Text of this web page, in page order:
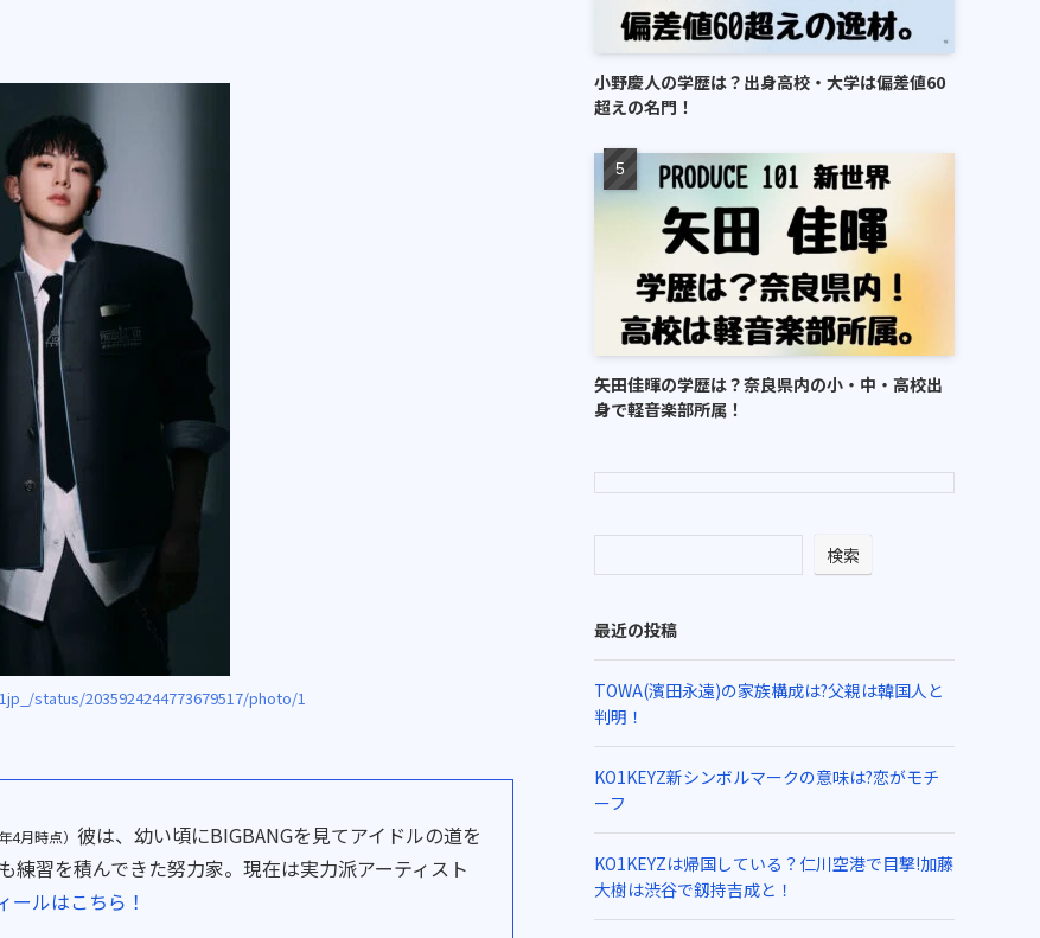
status/2035924244773679517/photo/1
4月時点） 彼は、幼い頃にBIGBANGを見てアイドルの道を
習を積んできた努力家。現在は実力派アーティスト
ールはこちら！
小野慶人の学歴は？出身高校・大学は偏差値60
超えの名門！
矢田佳暉の学歴は？奈良県内の小・中・高校出
身で軽音楽部所属！
検索
最近の投稿
TOWA(濱田永遠)の家族構成は?父親は韓国人と
判明！
KO1KEYZ新シンボルマークの意味は?恋がモチ
ーフ
KO1KEYZは帰国している？仁川空港で目撃!加藤
大樹は渋谷で釼持吉成と！